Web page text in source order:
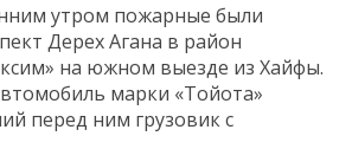
утром пожарные были
Дерех Агана в район
на южном выезде из Хайфы.
марки «Тойота»
перед ним грузовик с